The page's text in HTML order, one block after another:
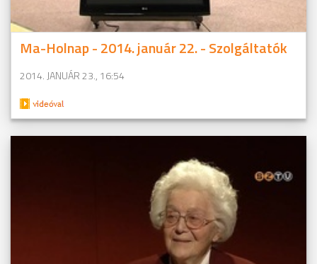
Ma-Holnap - 2014. január 22. - Szolgáltatók
2014. JANUÁR 23., 16:54